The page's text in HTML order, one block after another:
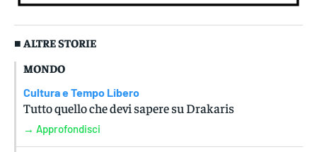
■ ALTRE STORIE
MONDO
Cultura e Tempo Libero
Tutto quello che devi sapere su Drakaris
→ Approfondisci